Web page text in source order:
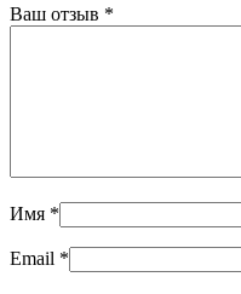
Ваш отзыв *
Имя *
Email *